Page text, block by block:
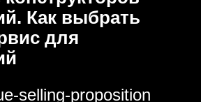
Как выбрать
для